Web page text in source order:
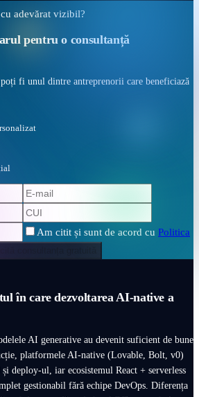
adevărat vizibil?
pentru o consultanță
fi unul dintre antreprenorii care beneficiază
Am citit și sunt de acord cu Politica
în care dezvoltarea AI-native a
AI generative au devenit suficient de bune
platformele AI-native (Lovable, Bolt, v0)
deploy-ul, iar ecosistemul React + serverless
gestionabil fără echipe DevOps. Diferența